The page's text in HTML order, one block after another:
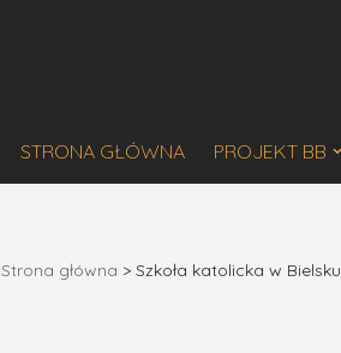
STRONA GŁÓWNA PROJEKT BB
Strona główna >Szkoła katolicka w Bielsku